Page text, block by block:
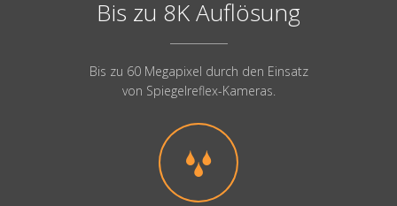
Bis zu 8K Auflösung
Bis zu 60 Megapixel durch den Einsatz
von Spiegelreflex-Kameras.